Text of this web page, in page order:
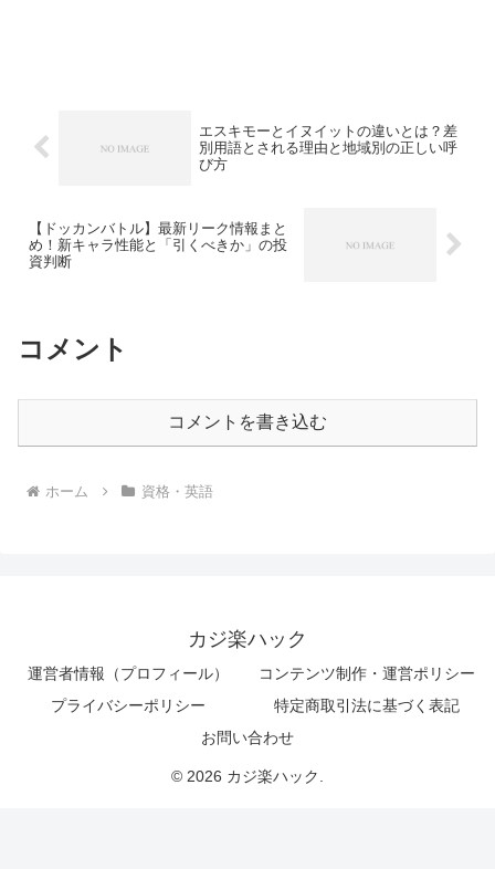
エスキモーとイヌイットの違いとは？差
別用語とされる理由と地域別の正しい呼
び方
【ドッカンバトル】最新リーク情報まと
め！新キャラ性能と「引くべきか」の投
資判断
コメント
コメントを書き込む
ホーム 資格・英語
カジ楽ハック
運営者情報（プロフィール）
コンテンツ制作・運営ポリシー
プライバシーポリシー
特定商取引法に基づく表記
お問い合わせ
© 2026 カジ楽ハック.